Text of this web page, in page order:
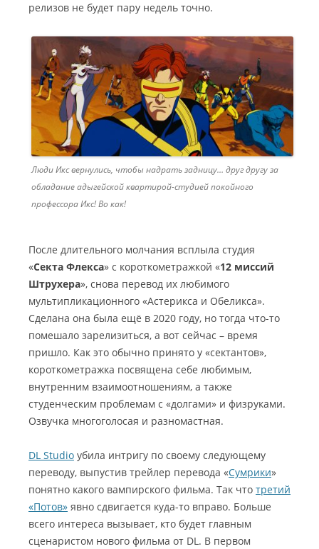
релизов не будет пару недель точно.
Люди Икс вернулись, чтобы надрать задницу… друг другу за
обладание адыгейской квартирой-студией покойного
профессора Икс! Во как!
После длительного молчания всплыла студия
«Секта Флекса» с короткометражкой «12 миссий
Штрухера», снова перевод их любимого
мультипликационного «Астерикса и Обеликса».
Сделана она была ещё в 2020 году, но тогда что-то
помешало зарелизиться, а вот сейчас – время
пришло. Как это обычно принято у «сектантов»,
короткометражка посвящена себе любимым,
внутренним взаимоотношениям, а также
студенческим проблемам с «долгами» и физруками.
Озвучка многоголосая и разномастная.
DL Studio убила интригу по своему следующему
переводу, выпустив трейлер перевода «Сумрики»
понятно какого вампирского фильма. Так что третий
«Потов» явно сдвигается куда-то вправо. Больше
всего интереса вызывает, кто будет главным
сценаристом нового фильма от DL. В первом